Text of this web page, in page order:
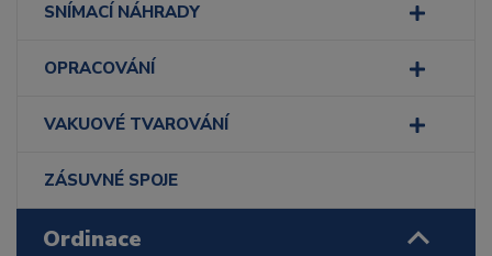
SNÍMACÍ NÁHRADY
OPRACOVÁNÍ
VAKUOVÉ TVAROVÁNÍ
ZÁSUVNÉ SPOJE
Ordinace